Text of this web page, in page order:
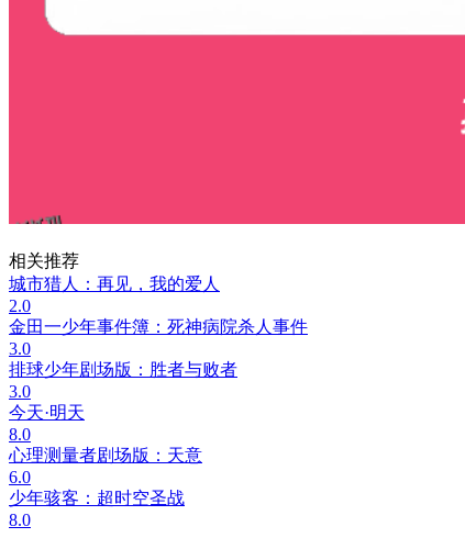
相关推荐
城市猎人：再见，我的爱人
2.0
金田一少年事件簿：死神病院杀人事件
3.0
排球少年剧场版：胜者与败者
3.0
今天·明天
8.0
心理测量者剧场版：天意
6.0
少年骇客：超时空圣战
8.0